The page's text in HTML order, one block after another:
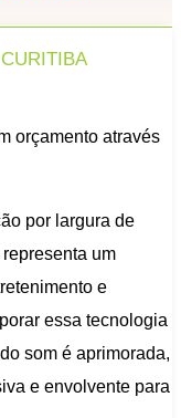
orçamento através
por largura de
um
e
essa tecnologia
som é aprimorada,
e envolvente para